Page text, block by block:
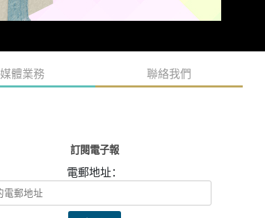
媒體業務 聯絡我們
訂閱電子報
電郵地址：